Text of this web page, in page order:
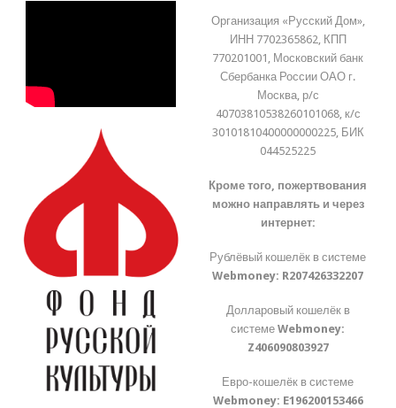
Организация «Русский Дом»,
ИНН 7702365862, КПП
770201001, Московский банк
Сбербанка России ОАО г.
Москва, р/с
40703810538260101068, к/с
30101810400000000225, БИК
044525225
Кроме того, пожертвования
можно направлять и через
интернет:
Рублёвый кошелёк в системе
Webmoney: R207426332207
Долларовый кошелёк в
системеWebmoney:
Z406090803927
Евро-кошелёк в системе
Webmoney: E196200153466